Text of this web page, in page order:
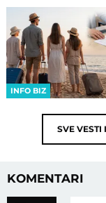
INFO BIZ
SVE VESTI
KOMENTARI